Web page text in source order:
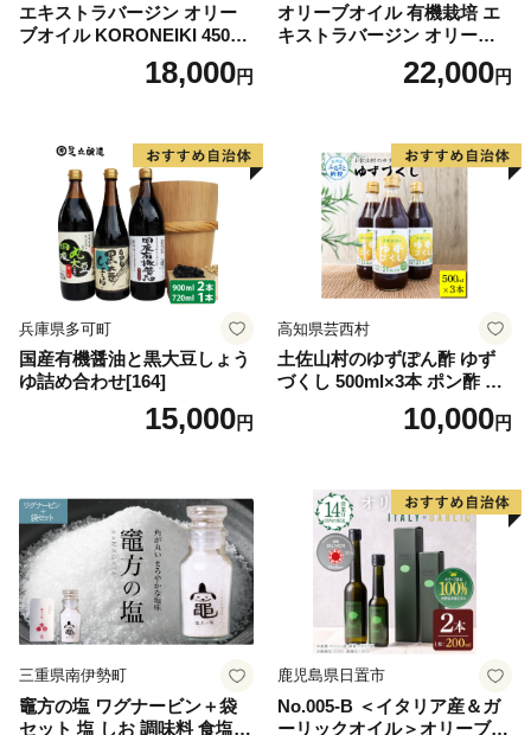
エキストラバージン オリー
ブオイル KORONEIKI 450g
[筑前たなか油屋 福岡県 筑紫
野市 21760403] 油 食用油 オ
18,000円
オリーブオイル 有機栽培 エ
キストラバージン オリーブ
オイル シングル 2本 セット
オーガニック 調味料 油 オリ
22,000円
兵庫県多可町
国産有機醤油と黒大豆しょう
ゆ詰め合わせ[164]
15,000円
高知県芸西村
土佐山村のゆずぽん酢 ゆず
づくし 500ml×3本 ポン酢 ポ
ンズ ゆず 柚子 調味料 さっぱ
り 美味しい おいしい 鍋 しゃ
10,000円
三重県南伊勢町
竈方の塩 ワグナービン＋袋
セット 塩 しお 調味料 食塩
鹿児島県日置市
No.005-B ＜イタリア産＆ガ
ーリックオイル＞オリーブオ